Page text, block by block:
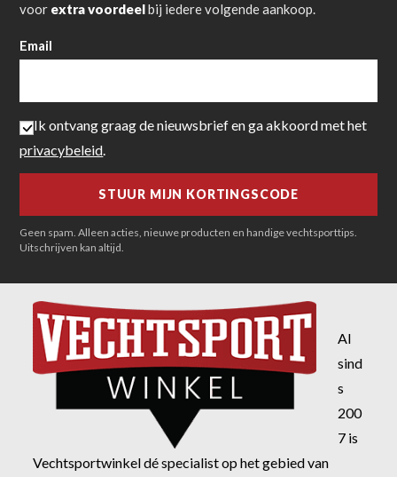
voor extra voordeelbij iedere volgende aankoop.
Email
Ik ontvang graag de nieuwsbrief en ga akkoord met het
privacybeleid.
Geen spam. Alleen acties, nieuwe producten en handige vechtsporttips.
Uitschrijven kan altijd.
Al
sind
s
200
7 is
Vechtsportwinkel dé specialist op het gebied van